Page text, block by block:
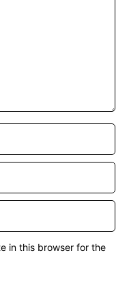
in this browser for the